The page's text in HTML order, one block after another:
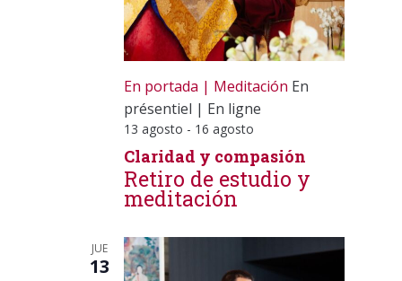
En portada Meditación En
présentiel | En ligne
13 agosto - 16 agosto
Claridad y compasión
Retiro de estudio y
meditación
JUE
13